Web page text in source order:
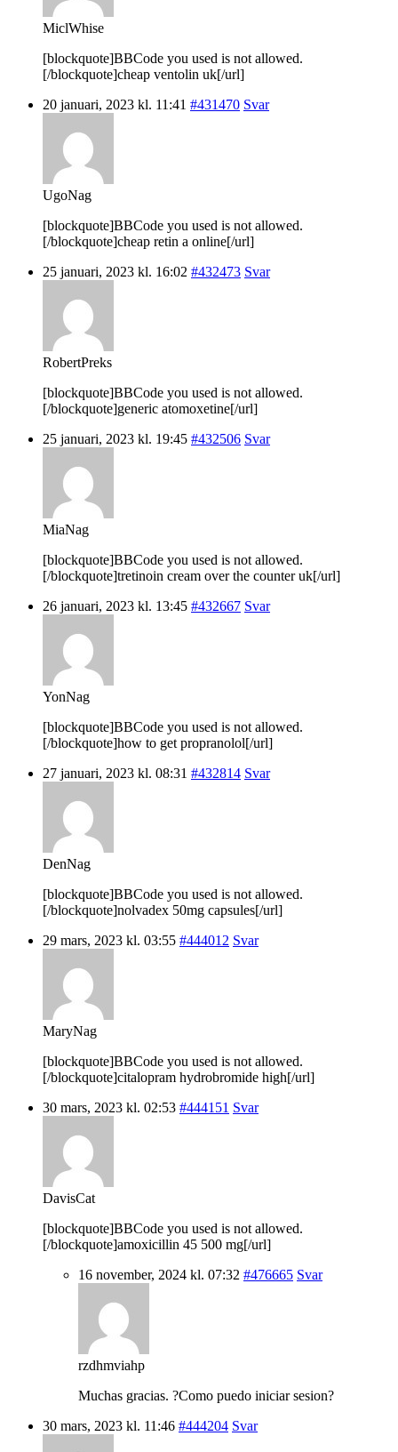
MiclWhise
[blockquote]BBCode you used is not allowed.
[/blockquote]cheap ventolin uk[/url]
20 januari, 2023 kl. 11:41 #431470 Svar
UgoNag
[blockquote]BBCode you used is not allowed.
[/blockquote]cheap retin a online[/url]
25 januari, 2023 kl. 16:02 #432473 Svar
RobertPreks
[blockquote]BBCode you used is not allowed.
[/blockquote]generic atomoxetine[/url]
25 januari, 2023 kl. 19:45 #432506 Svar
MiaNag
[blockquote]BBCode you used is not allowed.
[/blockquote]tretinoin cream over the counter uk[/url]
26 januari, 2023 kl. 13:45 #432667 Svar
YonNag
[blockquote]BBCode you used is not allowed.
[/blockquote]how to get propranolol[/url]
27 januari, 2023 kl. 08:31 #432814 Svar
DenNag
[blockquote]BBCode you used is not allowed.
[/blockquote]nolvadex 50mg capsules[/url]
29 mars, 2023 kl. 03:55 #444012 Svar
MaryNag
[blockquote]BBCode you used is not allowed.
[/blockquote]citalopram hydrobromide high[/url]
30 mars, 2023 kl. 02:53 #444151 Svar
DavisCat
[blockquote]BBCode you used is not allowed.
[/blockquote]amoxicillin 45 500 mg[/url]
16 november, 2024 kl. 07:32 #476665 Svar
rzdhmviahp
Muchas gracias. ?Como puedo iniciar sesion?
30 mars, 2023 kl. 11:46 #444204 Svar